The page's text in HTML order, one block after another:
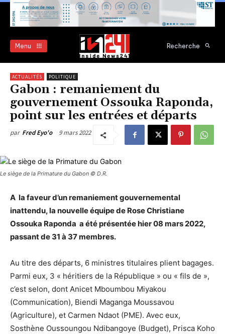
Menu Recherche
ACTUALITÉS POLITIQUE
Gabon : remaniement du
gouvernement Ossouka Raponda,
point sur les entrées et départs
par Fred Eyo'o 9 mars 2022
Le siège de la Primature du Gabon © D.R.
A la faveur d’un remaniement gouvernemental
inattendu, la nouvelle équipe de Rose Christiane
Ossouka Raponda a été présentée hier 08 mars 2022,
passant de 31 à 37 membres.
Au titre des départs, 6 ministres titulaires plient bagages.
Parmi eux, 3 « héritiers de la République » ou « fils de »,
c’est selon, dont Anicet Mboumbou Miyakou
(Communication), Biendi Maganga Moussavou
(Agriculture), et Carmen Ndaot (PME). Avec eux,
Sosthène Oussoungou Ndibangoye (Budget), Prisca Koho